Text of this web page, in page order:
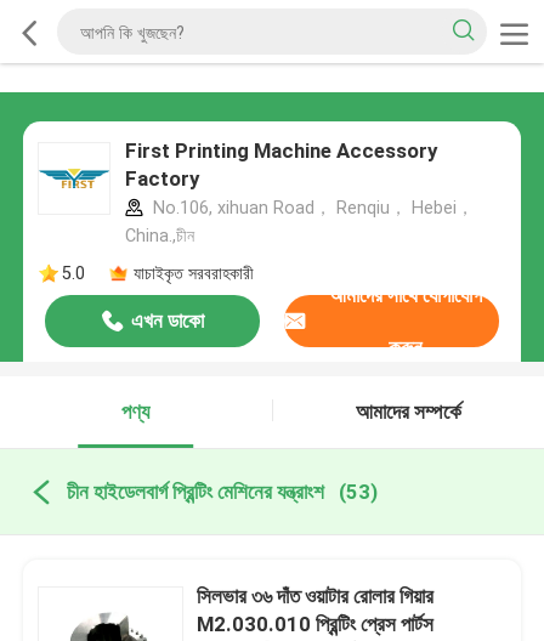
First Printing Machine Accessory
Factory
No.106, xihuan Road， Renqiu， Hebei，
China.,চীন
5.0
যাচাইকৃত সরবরাহকারী
এখন ডাকো
আমাদের সাথে যোগাযোগ
করুন
পণ্য আমাদের সম্পর্কে
চীন হাইডেলবার্গ প্রিন্টিং মেশিনের যন্ত্রাংশ (53)
সিলভার ৩৬ দাঁত ওয়াটার রোলার গিয়ার
M2.030.010 প্রিন্টিং প্রেস পার্টস